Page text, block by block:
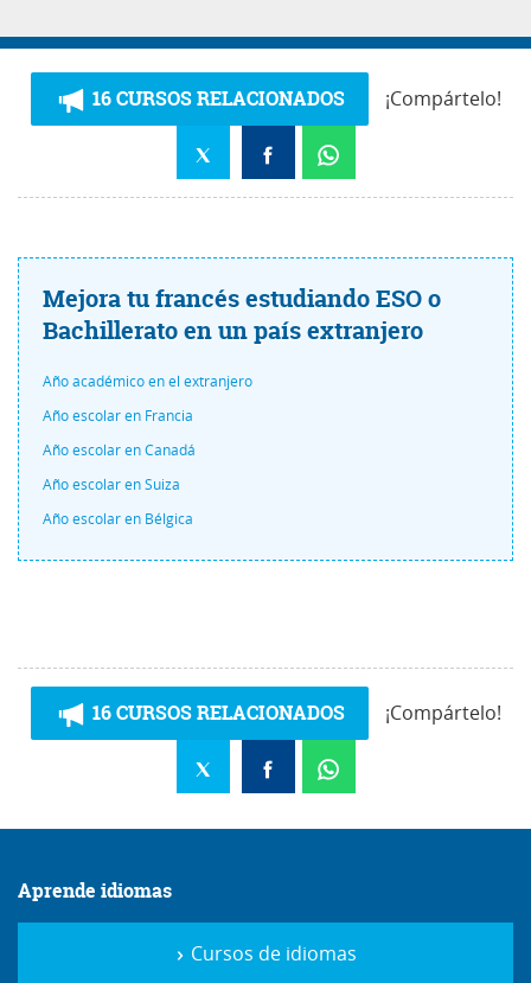
16 CURSOS RELACIONADOS ¡Compártelo!
Mejora tu francés estudiando ESO o
Bachillerato en un país extranjero
Año académico en el extranjero
Año escolar en Francia
Año escolar en Canadá
Año escolar en Suiza
Año escolar en Bélgica
16 CURSOS RELACIONADOS ¡Compártelo!
Aprende idiomas
Cursos de idiomas